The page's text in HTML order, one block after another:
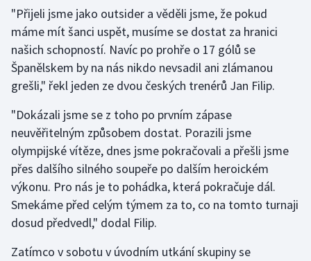
Rychlostní kanoistika
Short track
Sportovní střelba
Stolní tenis
Triatlon
Veslování
Vodní slalom
Volejbal
"Přijeli jsme jako outsider a věděli jsme, že pokud
máme mít šanci uspět, musíme se dostat za hranici
našich schopností. Navíc po prohře o 17 gólů se
Španělskem by na nás nikdo nevsadil ani zlámanou
grešli," řekl jeden ze dvou českých trenérů Jan Filip.
"Dokázali jsme se z toho po prvním zápase
neuvěřitelným způsobem dostat. Porazili jsme
olympijské vítěze, dnes jsme pokračovali a přešli jsme
přes dalšího silného soupeře po dalším heroickém
výkonu. Pro nás je to pohádka, která pokračuje dál.
Smekáme před celým týmem za to, co na tomto turnaji
dosud předvedl," dodal Filip.
Zatímco v sobotu v úvodním utkání skupiny se